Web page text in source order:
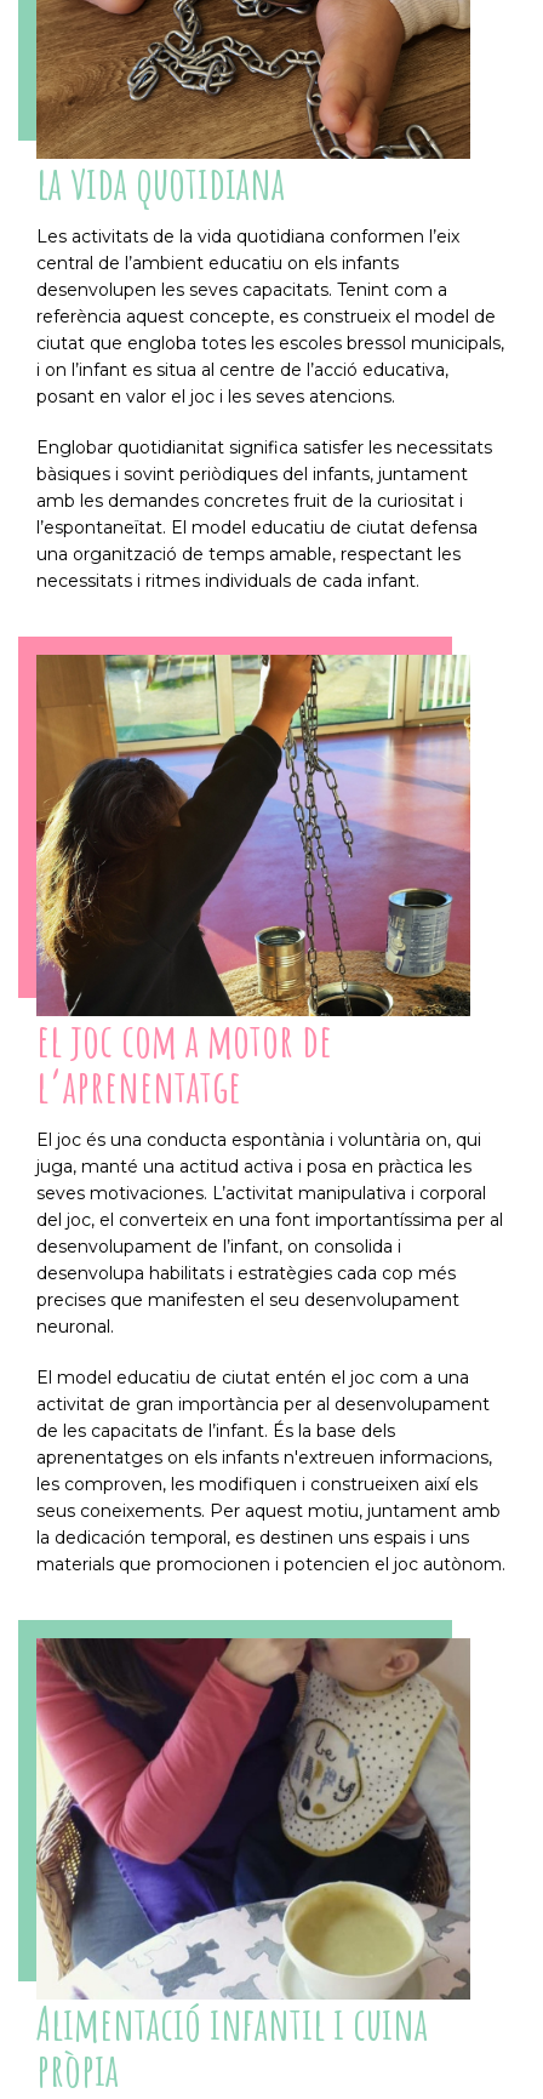
la vida quotidiana
Les activitats de la vida quotidiana conformen l’eix
central de l’ambient educatiu on els infants
desenvolupen les seves capacitats. Tenint com a
referència aquest concepte, es construeix el model de
ciutat que engloba totes les escoles bressol municipals,
i on l’infant es situa al centre de l’acció educativa,
posant en valor el joc i les seves atencions.
Englobar quotidianitat significa satisfer les necessitats
bàsiques i sovint periòdiques del infants, juntament
amb les demandes concretes fruit de la curiositat i
l’espontaneïtat. El model educatiu de ciutat defensa
una organització de temps amable, respectant les
necessitats i ritmes individuals de cada infant.
el joc com a motor de
l’aprenentatge
El joc és una conducta espontània i voluntària on, qui
juga, manté una actitud activa i posa en pràctica les
seves motivaciones. L’activitat manipulativa i corporal
del joc, el converteix en una font importantíssima per al
desenvolupament de l’infant, on consolida i
desenvolupa habilitats i estratègies cada cop més
precises que manifesten el seu desenvolupament
neuronal.
El model educatiu de ciutat entén el joc com a una
activitat de gran importància per al desenvolupament
de les capacitats de l’infant. És la base dels
aprenentatges on els infants n'extreuen informacions,
les comproven, les modifiquen i construeixen així els
seus coneixements. Per aquest motiu, juntament amb
la dedicación temporal, es destinen uns espais i uns
materials que promocionen i potencien el joc autònom.
Alimentació infantil i cuina
pròpia